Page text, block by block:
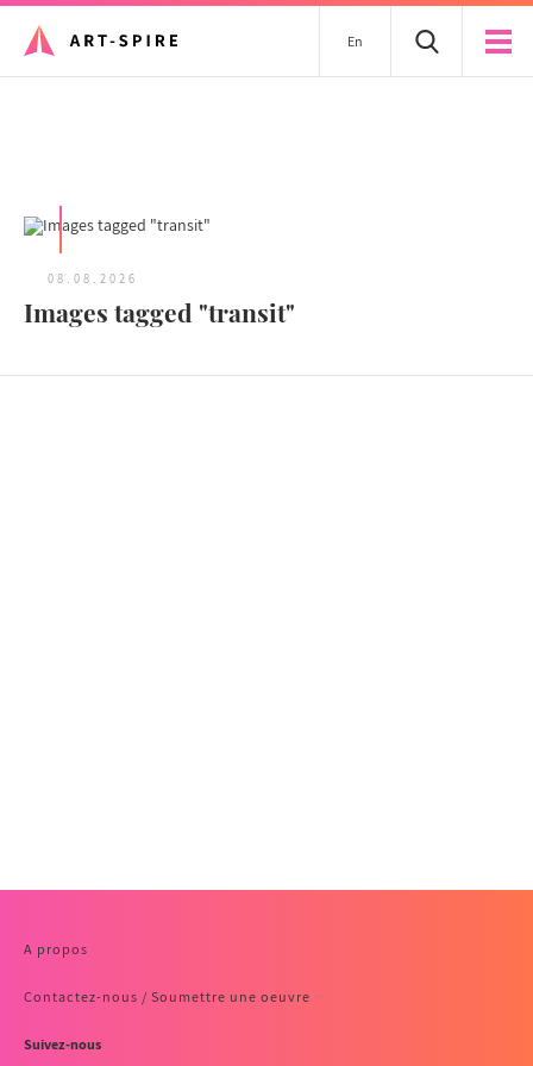
En
08.08.2026
Images tagged "transit"
A propos
Contactez-nous / Soumettre une oeuvre
Suivez-nous